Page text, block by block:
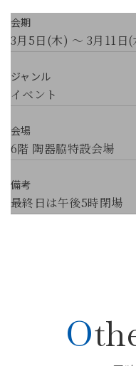
会期
3月5日(木) ～ 3月11日(
ジャンル
イベント
会場
6階 陶器脇特設会場
備考
最終日は午後5時閉場